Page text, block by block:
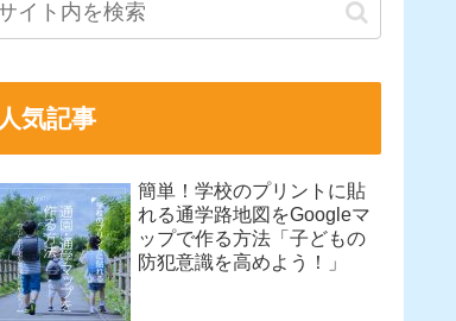
人気記事
簡単！学校のプリントに貼
れる通学路地図をGoogleマ
ップで作る方法「子どもの
防犯意識を高めよう！」